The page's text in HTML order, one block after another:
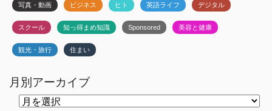
写真・動画 ビジネス ヒト 英語ライフ デジタル
スクール 知っ得まめ知識 Sponsored 美容と健康
観光・旅行 住まい
月別アーカイブ